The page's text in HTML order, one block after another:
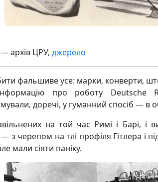
архів ЦРУ, джерело
фальшиве усе: марки, конверти,
про роботу Deutsche
доречі, у гуманний спосіб — в
на той час Римі і Барі, і
з черепом на тлі профіля Гітлера і
мали сіяти паніку.